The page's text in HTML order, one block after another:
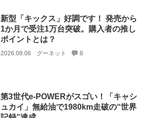
新型「キックス」好調です！ 発売から
1か月で受注1万台突破。購入者の推し
ポイントとは？
2026.08.06 グーネット 8
第3世代e-POWERがスゴい！「キャシ
ュカイ」無給油で1980km走破の“世界